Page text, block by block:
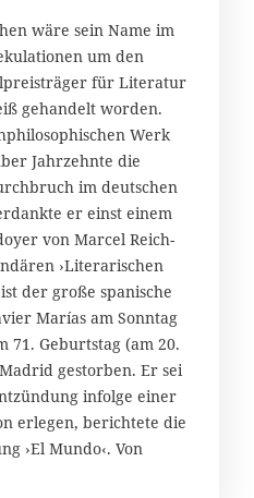
t
e
b
e
r
2
0
2
wäre sein Name im
um den
für Literatur
gehandelt worden.
Werk
Jahrzehnte die
im deutschen
er einst einem
von Marcel Reich-
›Literarischen
der große spanische
Marías am Sonntag
71. Geburtstag (am 20.
gestorben. Er sei
infolge einer
erlegen, berichtete die
›El Mundo‹. Von